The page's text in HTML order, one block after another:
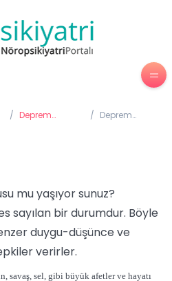
/ Deprem
/ Deprem
mu yaşıyor sunuz?
sayılan bir durumdur. Böyle
duygu-düşünce ve
verirler.
savaş, sel, gibi büyük afetler ve hayatı